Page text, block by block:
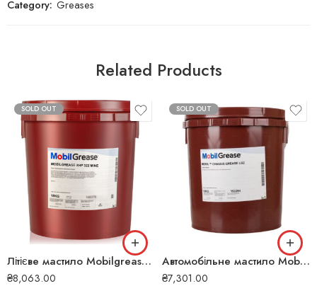
Category: Greases
Related Products
SOLD OUT
Літієве мастило Mobilgrease XHP 322 Mine 18 кг з дисульфідом молібдену 4856
₴8,063.00
SOLD OUT
Автомобільне мастило Mobil Chassis Grease LBZ 18 кг 105
₴7,301.00